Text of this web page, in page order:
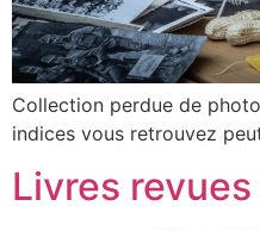
Collection perdue de
indices vous retrouvez
Livres